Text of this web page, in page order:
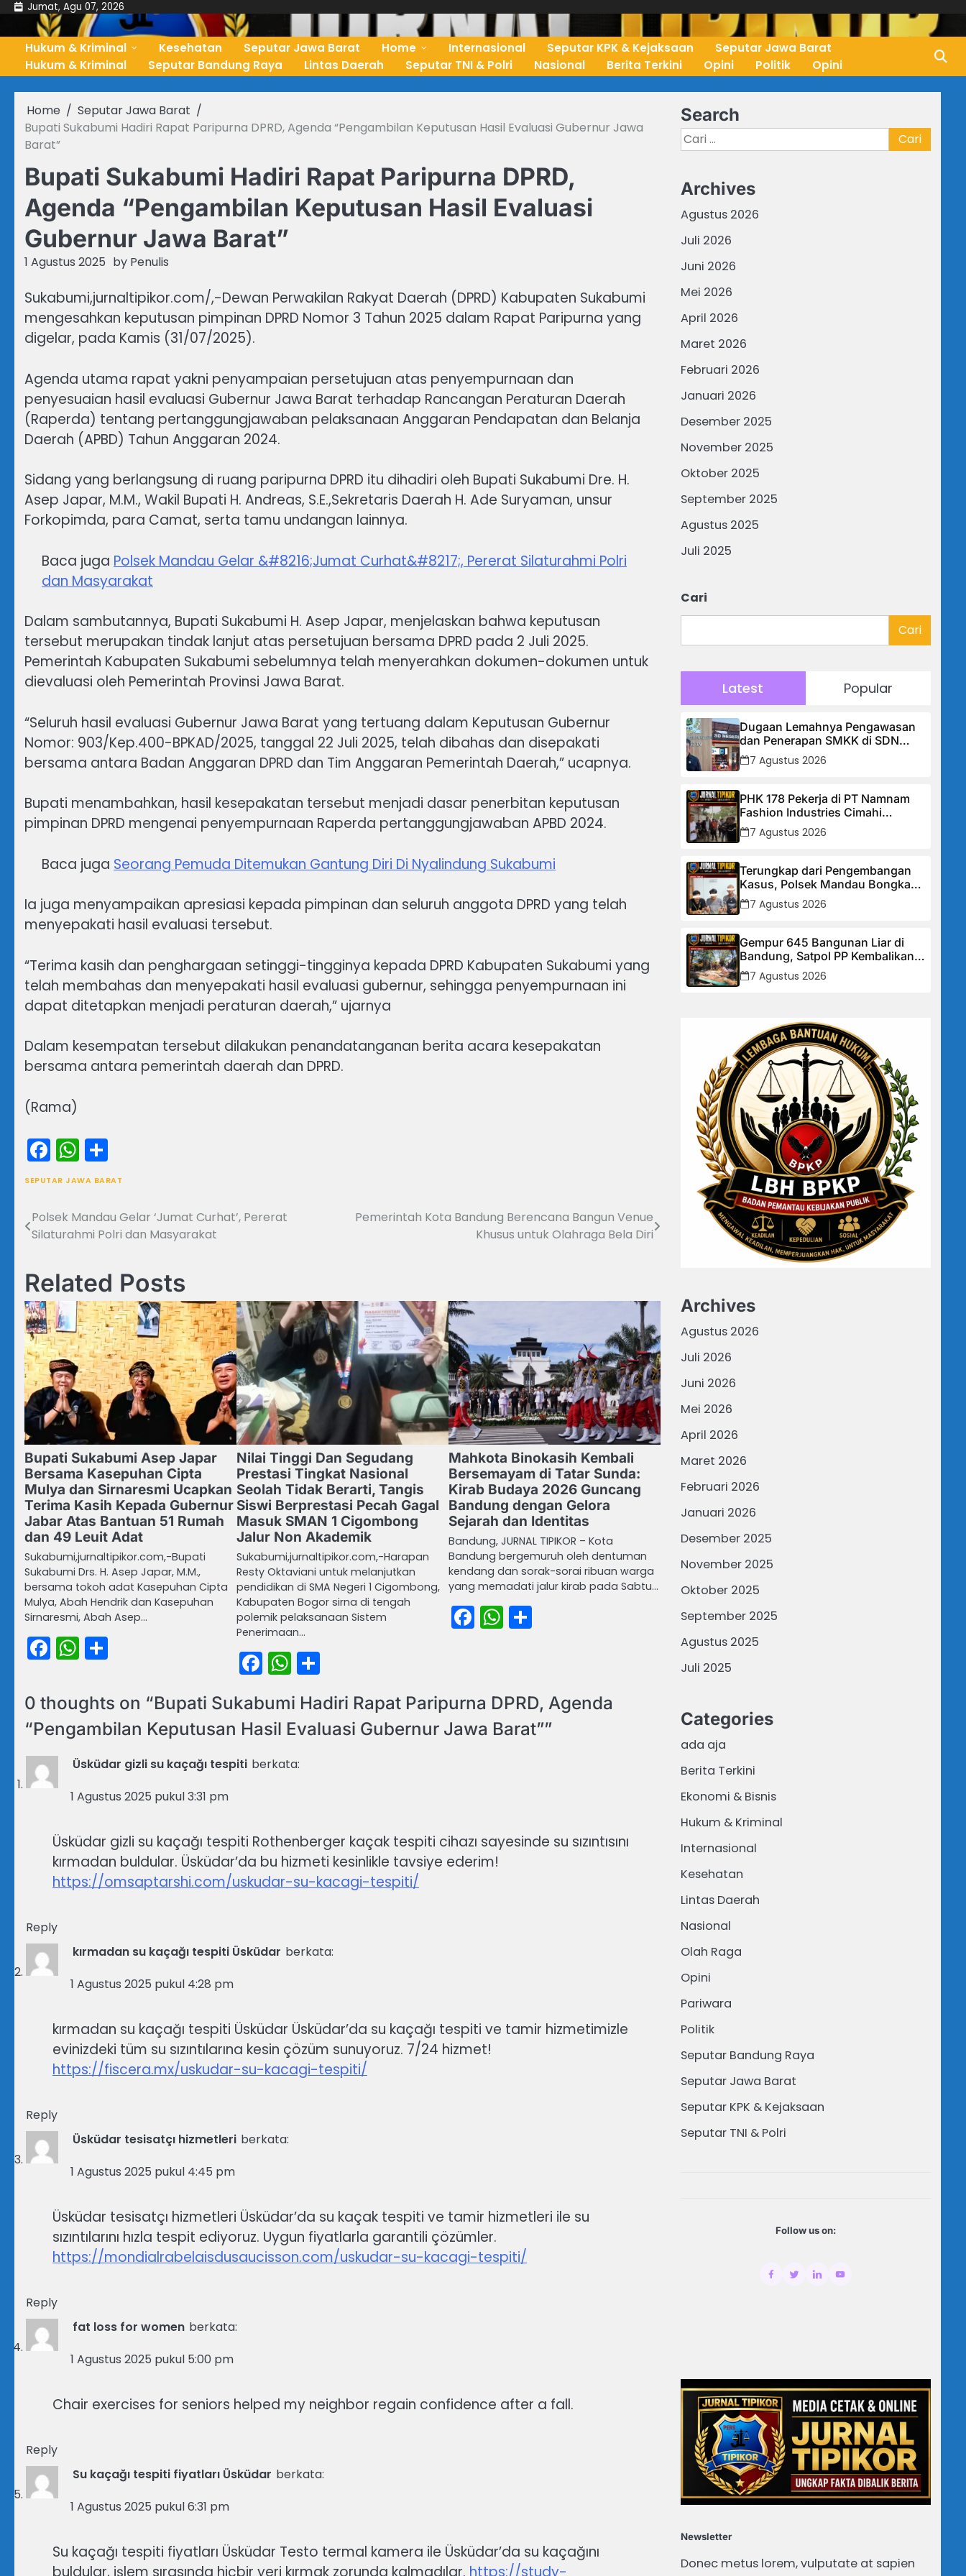
Skip
content
Jumat, Agu 07, 2026
Hukum & Kriminal Kesehatan Seputar Jawa Barat Home Internasional Seputar KPK & Kejaksaan
Seputar Jawa Barat
Hukum & Kriminal
Seputar Bandung Raya Lintas Daerah Seputar TNI & Polri Nasional Berita Terkini Opini Politik Opini
Home
Seputar Jawa Barat
Bupati Sukabumi Hadiri Rapat Paripurna DPRD, Agenda “Pengambilan Keputusan Hasil Evaluasi Gubernur Jawa
Barat”
Bupati Sukabumi Hadiri Rapat Paripurna DPRD,
Agenda “Pengambilan Keputusan Hasil Evaluasi
Gubernur Jawa Barat”
1 Agustus 2025 by Penulis
Sukabumi,jurnaltipikor.com/,-Dewan Perwakilan Rakyat Daerah (DPRD) Kabupaten Sukabumi
mengesahkan keputusan pimpinan DPRD Nomor 3 Tahun 2025 dalam Rapat Paripurna yang
digelar, pada Kamis (31/07/2025).
Agenda utama rapat yakni penyampaian persetujuan atas penyempurnaan dan
penyesuaian hasil evaluasi Gubernur Jawa Barat terhadap Rancangan Peraturan Daerah
(Raperda) tentang pertanggungjawaban pelaksanaan Anggaran Pendapatan dan Belanja
Daerah (APBD) Tahun Anggaran 2024.
Sidang yang berlangsung di ruang paripurna DPRD itu dihadiri oleh Bupati Sukabumi Dre. H.
Asep Japar, M.M., Wakil Bupati H. Andreas, S.E.,Sekretaris Daerah H. Ade Suryaman, unsur
Forkopimda, para Camat, serta tamu undangan lainnya.
Baca juga Polsek Mandau Gelar &#8216;Jumat Curhat&#8217;, Pererat Silaturahmi Polri
dan Masyarakat
Dalam sambutannya, Bupati Sukabumi H. Asep Japar, menjelaskan bahwa keputusan
tersebut merupakan tindak lanjut atas persetujuan bersama DPRD pada 2 Juli 2025.
Pemerintah Kabupaten Sukabumi sebelumnya telah menyerahkan dokumen-dokumen untuk
dievaluasi oleh Pemerintah Provinsi Jawa Barat.
“Seluruh hasil evaluasi Gubernur Jawa Barat yang tertuang dalam Keputusan Gubernur
Nomor: 903/Kep.400-BPKAD/2025, tanggal 22 Juli 2025, telah dibahas dan disepakati
bersama antara Badan Anggaran DPRD dan Tim Anggaran Pemerintah Daerah,” ucapnya.
Bupati menambahkan, hasil kesepakatan tersebut menjadi dasar penerbitan keputusan
pimpinan DPRD mengenai penyempurnaan Raperda pertanggungjawaban APBD 2024.
Baca juga Seorang Pemuda Ditemukan Gantung Diri Di Nyalindung Sukabumi
Ia juga menyampaikan apresiasi kepada pimpinan dan seluruh anggota DPRD yang telah
menyepakati hasil evaluasi tersebut.
“Terima kasih dan penghargaan setinggi-tingginya kepada DPRD Kabupaten Sukabumi yang
telah membahas dan menyepakati hasil evaluasi gubernur, sehingga penyempurnaan ini
dapat ditetapkan menjadi peraturan daerah,” ujarnya
Dalam kesempatan tersebut dilakukan penandatanganan berita acara kesepakatan
bersama antara pemerintah daerah dan DPRD.
(Rama)
Facebook
WhatsApp
SEPUTAR JAWA BARAT
Navigasi
Polsek Mandau Gelar ‘Jumat Curhat’, Pererat
Silaturahmi Polri dan Masyarakat
Pemerintah Kota Bandung Berencana Bangun Venue
Khusus untuk Olahraga Bela Diri
Related Posts
Bupati Sukabumi Asep Japar
Bersama Kasepuhan Cipta
Mulya dan Sirnaresmi Ucapkan
Terima Kasih Kepada Gubernur
Jabar Atas Bantuan 51 Rumah
dan 49 Leuit Adat
Sukabumi,jurnaltipikor.com,-Bupati
Sukabumi Drs. H. Asep Japar, M.M.,
bersama tokoh adat Kasepuhan Cipta
Mulya, Abah Hendrik dan Kasepuhan
Sirnaresmi, Abah Asep…
Facebook
WhatsApp
Nilai Tinggi Dan Segudang
Prestasi Tingkat Nasional
Seolah Tidak Berarti, Tangis
Siswi Berprestasi Pecah Gagal
Masuk SMAN 1 Cigombong
Jalur Non Akademik
Sukabumi,jurnaltipikor.com,-Harapan
Resty Oktaviani untuk melanjutkan
pendidikan di SMA Negeri 1 Cigombong,
Kabupaten Bogor sirna di tengah
polemik pelaksanaan Sistem
Penerimaan…
Facebook
WhatsApp
Share
Mahkota Binokasih Kembali
Bersemayam di Tatar Sunda:
Kirab Budaya 2026 Guncang
Bandung dengan Gelora
Sejarah dan Identitas
Bandung, JURNAL TIPIKOR – Kota
Bandung bergemuruh oleh dentuman
kendang dan sorak-sorai ribuan warga
yang memadati jalur kirab pada Sabtu…
Facebook
WhatsApp
Share
0 thoughts on “Bupati Sukabumi Hadiri Rapat Paripurna DPRD, Agenda
“Pengambilan Keputusan Hasil Evaluasi Gubernur Jawa Barat””
Üsküdar gizli su kaçağı tespiti berkata:
1 Agustus 2025 pukul 3:31 pm
Üsküdar gizli su kaçağı tespiti Rothenberger kaçak tespiti cihazı sayesinde su sızıntısını
kırmadan buldular. Üsküdar’da bu hizmeti kesinlikle tavsiye ederim!
https://omsaptarshi.com/uskudar-su-kacagi-tespiti/
Reply
kırmadan su kaçağı tespiti Üsküdar berkata:
1 Agustus 2025 pukul 4:28 pm
kırmadan su kaçağı tespiti Üsküdar Üsküdar’da su kaçağı tespiti ve tamir hizmetimizle
evinizdeki tüm su sızıntılarına kesin çözüm sunuyoruz. 7/24 hizmet!
https://fiscera.mx/uskudar-su-kacagi-tespiti/
Reply
Üsküdar tesisatçı hizmetleri berkata:
1 Agustus 2025 pukul 4:45 pm
Üsküdar tesisatçı hizmetleri Üsküdar’da su kaçak tespiti ve tamir hizmetleri ile su
sızıntılarını hızla tespit ediyoruz. Uygun fiyatlarla garantili çözümler.
https://mondialrabelaisdusaucisson.com/uskudar-su-kacagi-tespiti/
Reply
fat loss for women berkata:
1 Agustus 2025 pukul 5:00 pm
Chair exercises for seniors helped my neighbor regain confidence after a fall.
Reply
Su kaçağı tespiti fiyatları Üsküdar berkata:
1 Agustus 2025 pukul 6:31 pm
Su kaçağı tespiti fiyatları Üsküdar Testo termal kamera ile Üsküdar’da su kaçağını
buldular, işlem sırasında hiçbir yeri kırmak zorunda kalmadılar. https://study-
Search
Cari
untuk:
Archives
Agustus 2026
Juli 2026
Juni 2026
Mei 2026
April 2026
Maret 2026
Februari 2026
Januari 2026
Desember 2025
November 2025
Oktober 2025
September 2025
Agustus 2025
Juli 2025
Cari
Cari
Latest Popular
Dugaan Lemahnya Pengawasan
dan Penerapan SMKK di SDN
Manggis, Ketua Komisi IV “Kami
Tidak Akan Segan Menindak”
7 Agustus 2026
PHK 178 Pekerja di PT Namnam
Fashion Industries Cimahi
Dipertanyakan: Perusahaan Klaim
Rugi, Laporan Keuangan Justru
7 Agustus 2026
Terungkap dari Pengembangan
Kasus, Polsek Mandau Bongkar
Peredaran Sabu dan Ekstasi di Air
Jamban, Tiga Pelaku Diamankan
7 Agustus 2026
Gempur 645 Bangunan Liar di
Bandung, Satpol PP Kembalikan
Trotoar untuk Pejalan Kaki
7 Agustus 2026
Archives
Agustus 2026
Juli 2026
Juni 2026
Mei 2026
April 2026
Maret 2026
Februari 2026
Januari 2026
Desember 2025
November 2025
Oktober 2025
September 2025
Agustus 2025
Juli 2025
Categories
ada aja
Berita Terkini
Ekonomi & Bisnis
Hukum & Kriminal
Internasional
Kesehatan
Lintas Daerah
Nasional
Olah Raga
Opini
Pariwara
Politik
Seputar Bandung Raya
Seputar Jawa Barat
Seputar KPK & Kejaksaan
Seputar TNI & Polri
Follow us on:
Newsletter
Donec metus lorem, vulputate at sapien